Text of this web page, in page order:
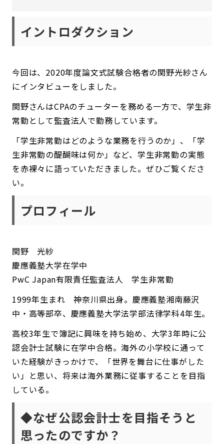
イントロダクション
今回は、2020年度論文式試験合格者の関野光紗さん
にインタビューをしました。
関野さんはCPAのチューターを務める一方で、学生非
常勤として監査法人で勤務しています。
「学生非常勤はどのような業務を行うのか」、「学
生非常勤の醍醐味は何か」など、学生非常勤の実態
を赤裸々に語っていただきました。ぜひご覧くださ
い。
プロフィール
関野 光紗
慶應義塾大学在学中
PwC Japan有限責任監査法人 学生非常勤
1999年生まれ 神奈川県出身。慶應義塾湘南藤沢
中・高等部卒、慶應義塾大学法学部法律学科4年生。
高校3年生で簿記に興味を持ち始め、大学3年時に公
認会計士試験に在学中合格。海外の小学校に通って
いた経験がきっかけで、「世界を舞台に仕事がした
い」と思い、将来は海外業務に従事することを目指
している。
◆なぜ公認会計士を目指そうと
思ったのですか？